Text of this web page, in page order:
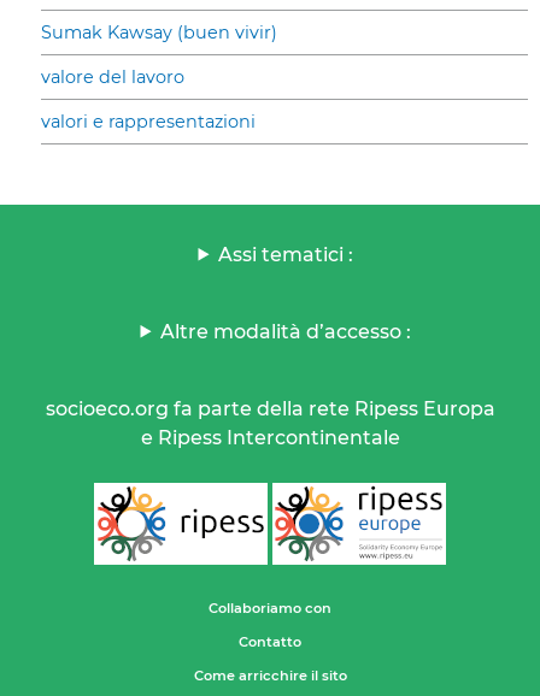
Sumak Kawsay (buen vivir)
valore del lavoro
valori e rappresentazioni
Assi tematici :
Altre modalità d’accesso :
socioeco.org fa parte della rete Ripess Europa
e Ripess Intercontinentale
Collaboriamo con
Contatto
Come arricchire il sito